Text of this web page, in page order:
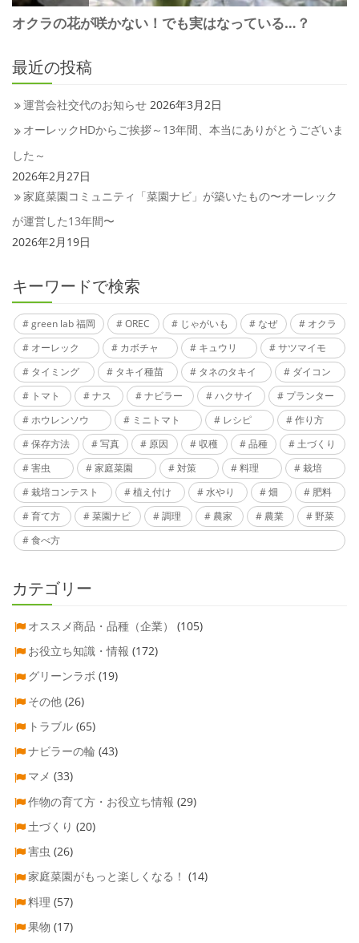
最近の投稿
運営会社交代のお知らせ 2026年3月2日
オーレックHDからご挨拶～13年間、本当にありがとうございま
した～
2026年2月27日
家庭菜園コミュニティ「菜園ナビ」が築いたもの〜オーレック
が運営した13年間〜
2026年2月19日
キーワードで検索
green lab 福岡 OREC じゃがいも なぜ
オクラ
オーレック
カボチャ キュウリ
サツマイモ
タイミング
タキイ種苗 タネのタキイ
ダイコン
トマト
ナス ナビラー ハクサイ
プランター
ホウレンソウ
ミニトマト レシピ
作り方
保存方法
写真 原因 収穫 品種
土づくり
害虫
家庭菜園 対策 料理
栽培
栽培コンテスト
植え付け 水やり 畑
肥料
育て方
菜園ナビ 調理 農家 農業
野菜
食べ方
カテゴリー
オススメ商品・品種（企業）
(105)
お役立ち知識・情報 (172)
グリーンラボ (19)
その他 (26)
トラブル (65)
ナビラーの輪 (43)
マメ (33)
作物の育て方・お役立ち情報 (29)
土づくり (20)
害虫 (26)
家庭菜園がもっと楽しくなる！ (14)
料理 (57)
果物 (17)